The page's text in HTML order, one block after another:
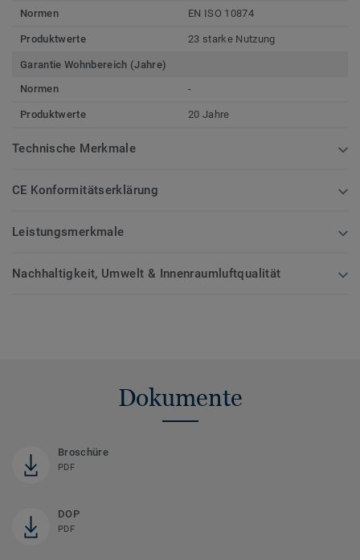
Normen
EN ISO 10874
Produktwerte 23 starke Nutzung
Garantie Wohnbereich (Jahre)
Normen
-
Produktwerte 20 Jahre
Technische Merkmale
CE Konformitätserklärung
Leistungsmerkmale
Nachhaltigkeit, Umwelt & Innenraumluftqualität
Dokumente
Broschüre
PDF
DOP
PDF